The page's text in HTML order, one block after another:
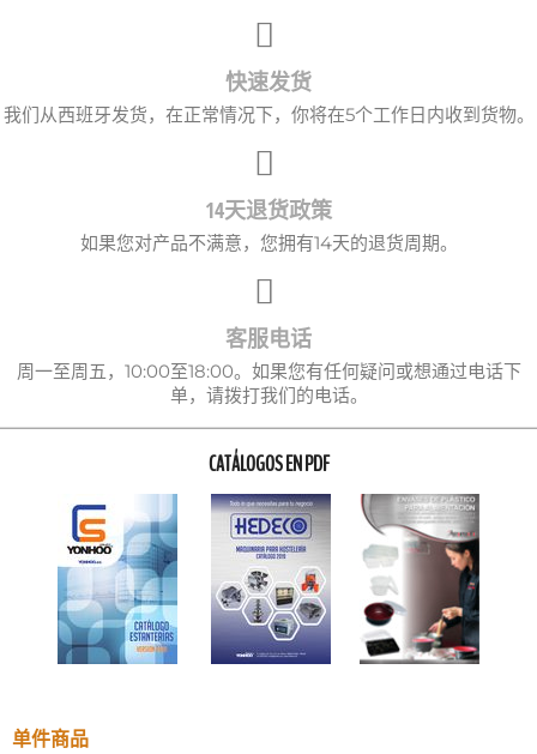
快速发货
我们从西班牙发货，在正常情况下，你将在5个工作日内收到货物。
14天退货政策
如果您对产品不满意，您拥有14天的退货周期。
客服电话
周一至周五，10:00至18:00。如果您有任何疑问或想通过电话下
单，请拨打我们的电话。
CATÁLOGOS EN PDF
单件商品